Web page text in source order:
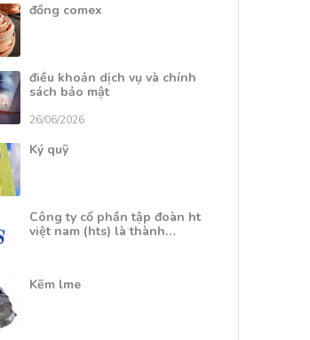
đồng comex
điều khoản dịch vụ và chính
sách bảo mật
26/06/2026
Ký quỹ
Công ty cổ phần tập đoàn ht
việt nam (hts) là thành…
Kẽm lme